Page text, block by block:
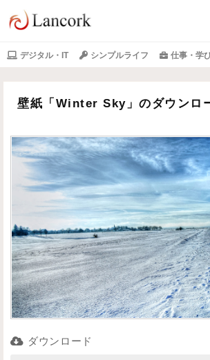
デジタル・IT シンプルライフ 仕事・学
壁紙「Winter Sky」のダウンロ
ダウンロード